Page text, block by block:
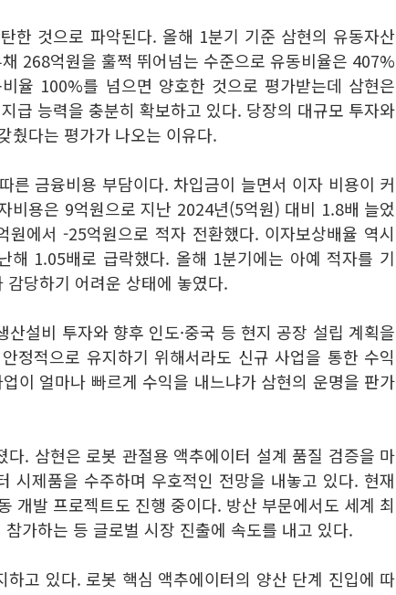
한 것으로 파악된다. 올해 1분기 기준 삼현의 유동자산
268억원을 훌쩍 뛰어넘는 수준으로 유동비율은 407%
율 100%를 넘으면 양호한 것으로 평가받는데 삼현은
급 능력을 충분히 확보하고 있다. 당장의 대규모 투자와
췄다는 평가가 나오는 이유다.
른 금융비용 부담이다. 차입금이 늘면서 이자 비용이 커
비용은 9억원으로 지난 2024년(5억원) 대비 1.8배 늘었
에서 -25억원으로 적자 전환했다. 이자보상배율 역시
해 1.05배로 급락했다. 올해 1분기에는 아예 적자를 기
당하기 어려운 상태에 놓였다.
설비 투자와 향후 인도·중국 등 현지 공장 설립 계획을
정적으로 유지하기 위해서라도 신규 사업을 통한 수익
이 얼마나 빠르게 수익을 내느냐가 삼현의 운명을 판가
다. 삼현은 로봇 관절용 액추에이터 설계 품질 검증을 마
시제품을 수주하며 우호적인 전망을 내놓고 있다. 현재
개발 프로젝트도 진행 중이다. 방산 부문에서도 세계 최
가하는 등 글로벌 시장 진출에 속도를 내고 있다.
하고 있다. 로봇 핵심 액추에이터의 양산 단계 진입에 따